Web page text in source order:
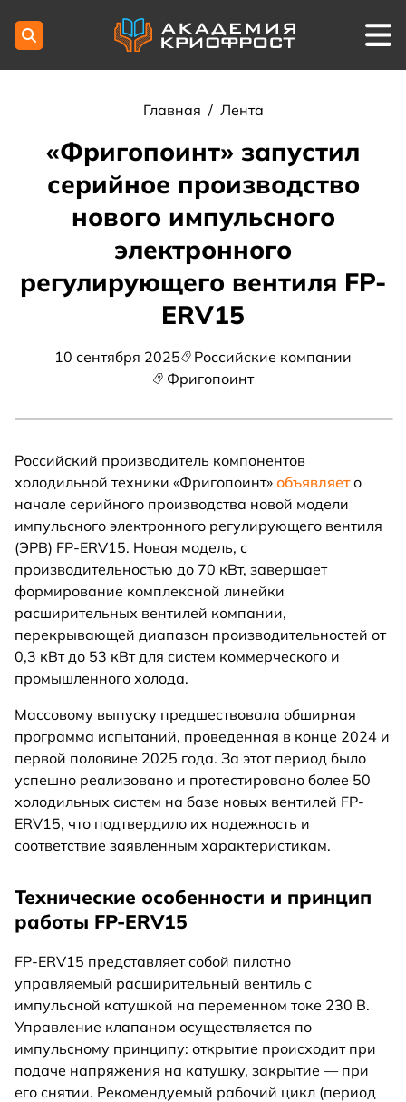
Главная / Лента
«Фригопоинт» запустил
серийное производство
нового импульсного
электронного
регулирующего вентиля FP-
ERV15
10 сентября 2025
Российские компании
Фригопоинт
Российский производитель компонентов
холодильной техники «Фригопоинт» объявляето
начале серийного производства новой модели
импульсного электронного регулирующего вентиля
(ЭРВ) FP-ERV15. Новая модель, с
производительностью до 70 кВт, завершает
формирование комплексной линейки
расширительных вентилей компании,
перекрывающей диапазон производительностей от
0,3 кВт до 53 кВт для систем коммерческого и
промышленного холода.
Массовому выпуску предшествовала обширная
программа испытаний, проведенная в конце 2024 и
первой половине 2025 года. За этот период было
успешно реализовано и протестировано более 50
холодильных систем на базе новых вентилей FP-
ERV15, что подтвердило их надежность и
соответствие заявленным характеристикам.
Технические особенности и принцип
работы FP-ERV15
FP-ERV15 представляет собой пилотно
управляемый расширительный вентиль с
импульсной катушкой на переменном токе 230 В.
Управление клапаном осуществляется по
импульсному принципу: открытие происходит при
подаче напряжения на катушку, закрытие — при
его снятии. Рекомендуемый рабочий цикл (период